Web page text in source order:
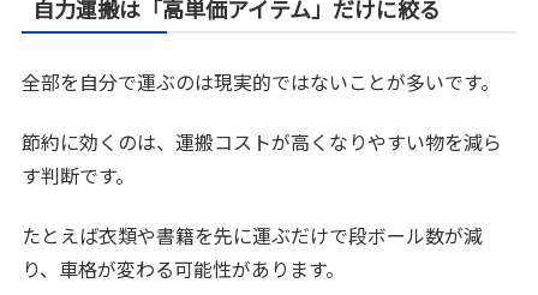
自力運搬は「高単価アイテム」だけに絞る
全部を自分で運ぶのは現実的ではないことが多いです。
節約に効くのは、運搬コストが高くなりやすい物を減ら
す判断です。
たとえば衣類や書籍を先に運ぶだけで段ボール数が減
り、車格が変わる可能性があります。